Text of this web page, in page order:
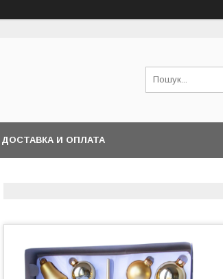
ДОСТАВКА И ОПЛАТА